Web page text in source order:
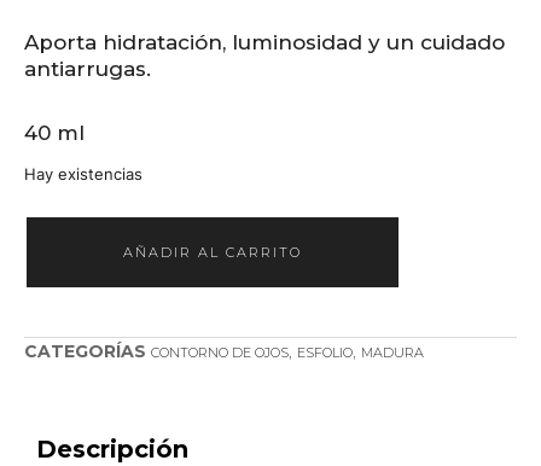
Aporta hidratación, luminosidad y un cuidado
antiarrugas.
40 ml
Hay existencias
AÑADIR AL CARRITO
CATEGORÍAS CONTORNO DE OJOS, ESFOLIO, MADURA
Descripción